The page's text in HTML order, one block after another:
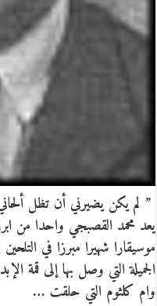
” لم يكن يضيرني أن تظل
يعد محمد القصبجي واحدا من
موسيقارا شهيرا مبرزا في
الجميلة التي وصل بها إلى قمة
وام كلثوم التي حلقت …